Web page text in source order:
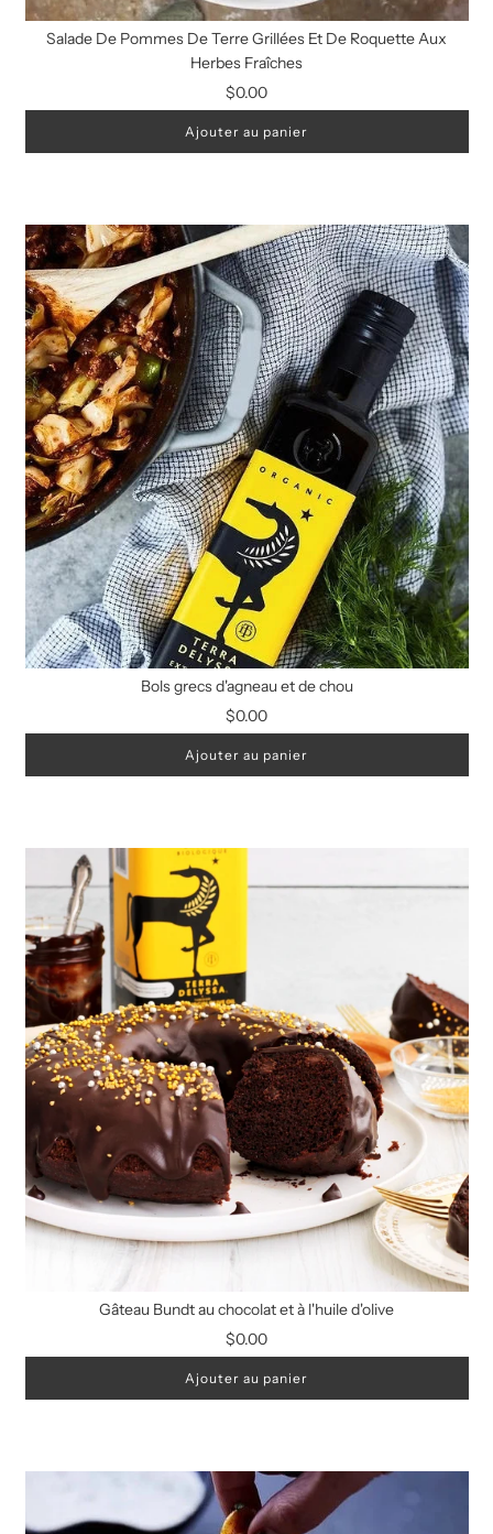
Salade De Pommes De Terre Grillées Et De Roquette Aux
Herbes Fraîches
$0.00
Ajouter au panier
Bols grecs d'agneau et de chou
$0.00
Ajouter au panier
Gâteau Bundt au chocolat et à l'huile d'olive
$0.00
Ajouter au panier